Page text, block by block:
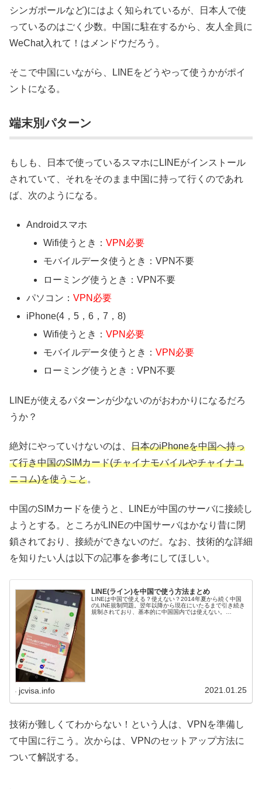
シンガポールなど)にはよく知られているが、日本人で使
っているのはごく少数。中国に駐在するから、友人全員に
WeChat入れて！はメンドウだろう。
そこで中国にいながら、LINEをどうやって使うかがポイ
ントになる。
端末別パターン
もしも、日本で使っているスマホにLINEがインストール
されていて、それをそのまま中国に持って行くのであれ
ば、次のようになる。
Androidスマホ
Wifi使うとき：VPN必要
モバイルデータ使うとき：VPN不要
ローミング使うとき：VPN不要
パソコン：VPN必要
iPhone(4，5，6，7，8)
Wifi使うとき：VPN必要
モバイルデータ使うとき：VPN必要
ローミング使うとき：VPN不要
LINEが使えるパターンが少ないのがおわかりになるだろ
うか？
絶対にやっていけないのは、 日本のiPhoneを中国へ持っ
て行き中国のSIMカード(チャイナモバイルやチャイナユ
ニコム)を使うこと。
中国のSIMカードを使うと、LINEが中国のサーバに接続し
ようとする。ところがLINEの中国サーバはかなり昔に閉
鎖されており、接続ができないのだ。なお、技術的な詳細
を知りたい人は以下の記事を参考にしてほしい。
LINE(ライン)を中国で使う方法まとめ
LINEは中国で使える？使えない？2014年夏から続く中国
のLINE規制問題。翌年以降から現在にいたるまで引き続き
規制されており、基本的に中国国内では使えない。
jcvisa.info 2021.01.25
技術が難しくてわからない！という人は、VPNを準備し
て中国に行こう。次からは、VPNのセットアップ方法に
ついて解説する。